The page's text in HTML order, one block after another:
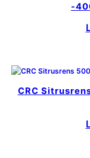
-
CRC